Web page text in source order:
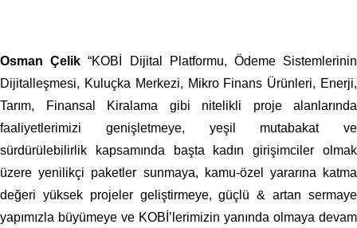
Osman Çelik “KOBİ Dijital Platformu, Ödeme Sistemlerinin
Dijitalleşmesi, Kuluçka Merkezi, Mikro Finans Ürünleri, Enerji,
Tarım, Finansal Kiralama gibi nitelikli proje alanlarında
faaliyetlerimizi genişletmeye, yeşil mutabakat ve
sürdürülebilirlik kapsamında başta kadın girişimciler olmak
üzere yenilikçi paketler sunmaya, kamu-özel yararına katma
değeri yüksek projeler geliştirmeye, güçlü & artan sermaye
yapımızla büyümeye ve KOBİ’lerimizin yanında olmaya devam